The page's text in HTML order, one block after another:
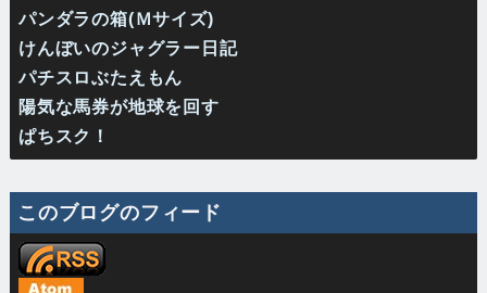
パンダラの箱(Ｍサイズ)
けんぼいのジャグラー日記
パチスロぶたえもん
陽気な馬券が地球を回す
ぱちスク！
このブログのフィード